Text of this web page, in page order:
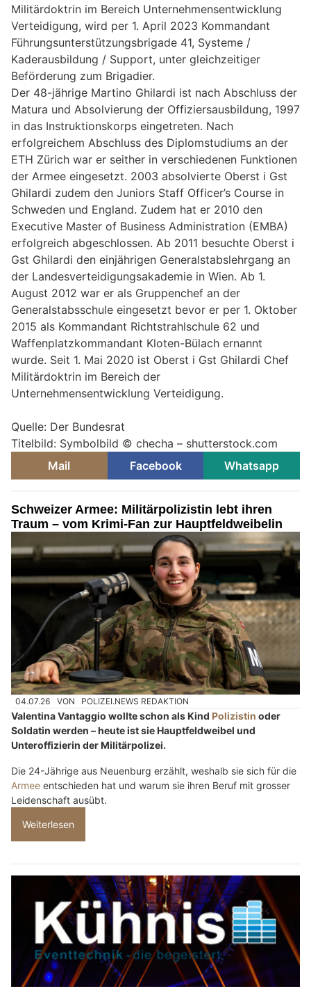
Militärdoktrin im Bereich Unternehmensentwicklung
Verteidigung, wird per 1. April 2023 Kommandant
Führungsunterstützungsbrigade 41, Systeme /
Kaderausbildung / Support, unter gleichzeitiger
Beförderung zum Brigadier.
Der 48-jährige Martino Ghilardi ist nach Abschluss der
Matura und Absolvierung der Offiziersausbildung, 1997
in das Instruktionskorps eingetreten. Nach
erfolgreichem Abschluss des Diplomstudiums an der
ETH Zürich war er seither in verschiedenen Funktionen
der Armee eingesetzt. 2003 absolvierte Oberst i Gst
Ghilardi zudem den Juniors Staff Officer’s Course in
Schweden und England. Zudem hat er 2010 den
Executive Master of Business Administration (EMBA)
erfolgreich abgeschlossen. Ab 2011 besuchte Oberst i
Gst Ghilardi den einjährigen Generalstabslehrgang an
der Landesverteidigungsakademie in Wien. Ab 1.
August 2012 war er als Gruppenchef an der
Generalstabsschule eingesetzt bevor er per 1. Oktober
2015 als Kommandant Richtstrahlschule 62 und
Waffenplatzkommandant Kloten-Bülach ernannt
wurde. Seit 1. Mai 2020 ist Oberst i Gst Ghilardi Chef
Militärdoktrin im Bereich der
Unternehmensentwicklung Verteidigung.
Quelle: Der Bundesrat
Titelbild: Symbolbild © checha – shutterstock.com
Mail
Facebook Whatsapp
Schweizer Armee: Militärpolizistin lebt ihren
Traum – vom Krimi-Fan zur Hauptfeldweibelin
04.07.26 VON POLIZEI.NEWS REDAKTION
Valentina Vantaggio wollte schon als Kind Polizistin oder
Soldatin werden – heute ist sie Hauptfeldweibel und
Unteroffizierin der Militärpolizei.
Die 24-Jährige aus Neuenburg erzählt, weshalb sie sich für die
Armee entschieden hat und warum sie ihren Beruf mit grosser
Leidenschaft ausübt.
Weiterlesen